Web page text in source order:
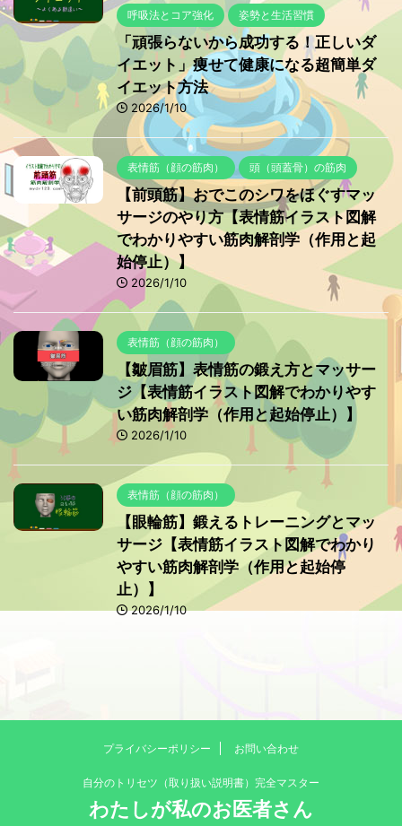
呼吸法とコア強化 姿勢と生活習慣
「頑張らないから成功する！正しいダ
イエット」痩せて健康になる超簡単ダ
イエット方法
2026/1/10
表情筋（顔の筋肉） 頭（頭蓋骨）の筋肉
【前頭筋】おでこのシワをほぐすマッ
サージのやり方【表情筋イラスト図解
でわかりやすい筋肉解剖学（作用と起
始停止）】
2026/1/10
表情筋（顔の筋肉）
【皺眉筋】表情筋の鍛え方とマッサー
ジ【表情筋イラスト図解でわかりやす
い筋肉解剖学（作用と起始停止）】
2026/1/10
表情筋（顔の筋肉）
【眼輪筋】鍛えるトレーニングとマッ
サージ【表情筋イラスト図解でわかり
やすい筋肉解剖学（作用と起始停
止）】
2026/1/10
プライバシーポリシー お問い合わせ
自分のトリセツ（取り扱い説明書）完全マスター
わたしが私のお医者さん